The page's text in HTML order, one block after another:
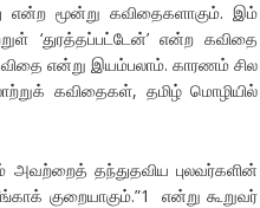
என்ற மூன்று கவிதைகளாகும். இம்
‘துரத்தப்பட்டேன்’ என்ற கவிதை
என்று இயம்பலாம். காரணம் சில
கவிதைகள், தமிழ் மொழியில்
அவற்றைத் தந்துதவிய புலவர்களின்
குறையாகும்.”1 என்று கூறுவர்